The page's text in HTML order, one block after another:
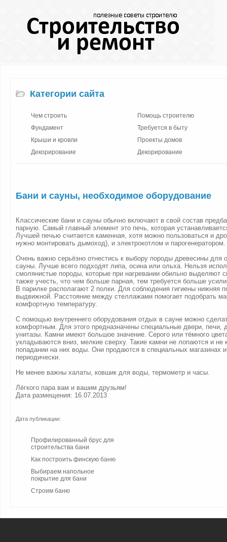
Категории сайта
Чем строить
Фундамент
Крыши и кровли
Декорирование
Помощь строителю
Требуется в быту
Проекты домов
Декорирование
Бани и сауны, необходимое оборудование
Классические бани и сауны обычно включают в свой состав
парную. Самый главный элемент это печь, которая
Лучшей печью считается каменная, хотя можно пользоваться и
нужно монтировать дымоход), и электрокотлом и парогенератором.
Очень важно серьёзно отнестись к выбору породы древесины для
сауны. Лучше всего подходят липа, осина или ольха. Нельзя
смолянистые породы, которые при нагревании обильно выделяют
также учесть, что чем больше парная, тем требуется больше
В парилке располагают 2 полки. Для соблюдения гигиены нижняя
выдвижной. Расстояние между стеллажами помогает подобрать
комфортную температуру.
С помощью внутреннего оборудования отдых в сауне можно
комфортным. Для этого предназначены специальные двери, печи,
унитазы. Камни имеют большое значение. Серого или тёмного
укладываются вниз, мелкие сверху. Такие камни не лопаются и не
попадании на них воды. Они продаются в специальных магазинах
периодически.
Не менее важны халаты, ковшик для воды, термометр и часы.
Лёгкого пара вам и вашим друзьям!
Дата размещения: 16.07.2013
Дата публикации:
Профилированный брус для
строительства бани
Как построить финскую баню
Выбираем напольное
покрытие для бани
Строим баню